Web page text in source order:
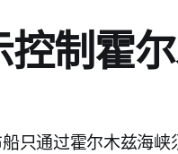
控制霍
只通过霍尔木兹海